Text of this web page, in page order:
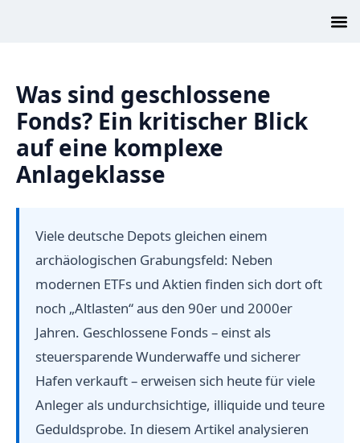
Was sind geschlossene
Fonds? Ein kritischer Blick
auf eine komplexe
Anlageklasse
Viele deutsche Depots gleichen einem
archäologischen Grabungsfeld: Neben
modernen ETFs und Aktien finden sich dort oft
noch „Altlasten“ aus den 90er und 2000er
Jahren. Geschlossene Fonds – einst als
steuersparende Wunderwaffe und sicherer
Hafen verkauft – erweisen sich heute für viele
Anleger als undurchsichtige, illiquide und teure
Geduldsprobe. In diesem Artikel analysieren